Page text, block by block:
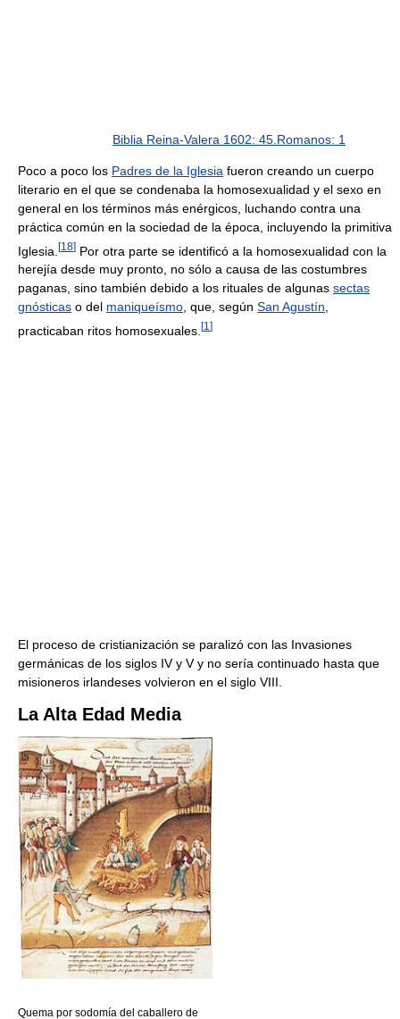
Biblia Reina-Valera 1602: 45.Romanos: 1
Poco a poco los Padres de la Iglesia fueron creando un cuerpo
literario en el que se condenaba la homosexualidad y el sexo en
general en los términos más enérgicos, luchando contra una
práctica común en la sociedad de la época, incluyendo la primitiva
Iglesia. [18] Por otra parte se identificó a la homosexualidad con la
herejía desde muy pronto, no sólo a causa de las costumbres
paganas, sino también debido a los rituales de algunas sectas
gnósticas o del maniqueísmo, que, según San Agustín,
practicaban ritos homosexuales. [1 ]
El proceso de cristianización se paralizó con las Invasiones
germánicas de los siglos IV y V y no sería continuado hasta que
misioneros irlandeses volvieron en el siglo VIII.
La Alta Edad Media
Quema por sodomía del caballero de